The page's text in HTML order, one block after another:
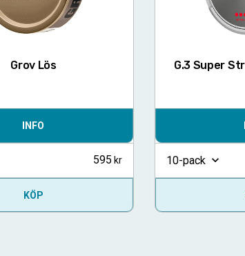
Grov Lös
INFO
595
KÖP
G.3 Super
10-pack